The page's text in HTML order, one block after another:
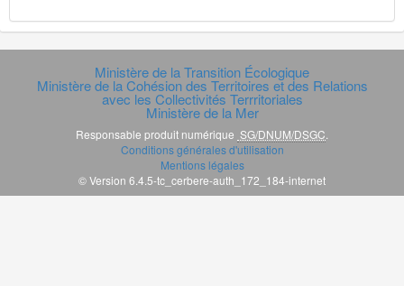
Ministère de la Transition Écologique
Ministère de la Cohésion des Territoires et des Relations
avec les Collectivités Terrritoriales
Ministère de la Mer
Responsable produit numérique SG/DNUM/DSGC
Conditions générales d'utilisation
Mentions légales
© Version 6.4.5-tc_cerbere-auth_172_184-internet